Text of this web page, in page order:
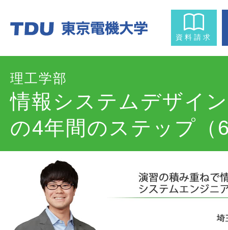
資料請求
理工学部
情報システムデザイ
の4年間のステップ（